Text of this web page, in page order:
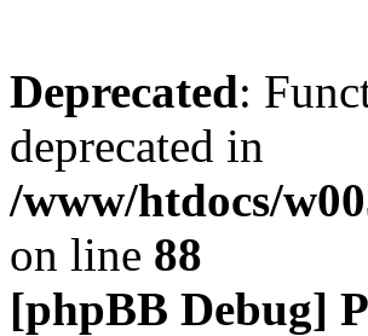
Deprecated:
deprecated in
/www/htdocs/
on line 88
[phpBB Debug]